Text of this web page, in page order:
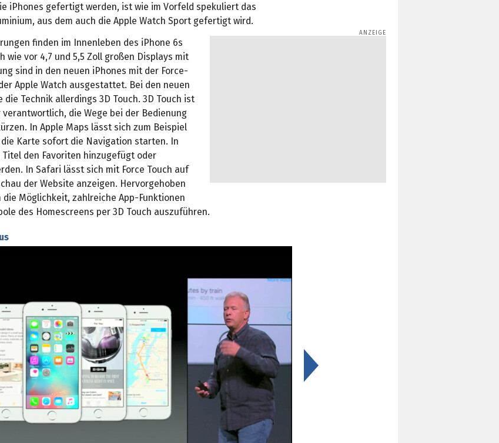
iPhones gefertigt werden, ist wie im Vorfeld spekuliert das
aus dem auch die Apple Watch Sport gefertigt wird.
finden im Innenleben des iPhone 6s
wie vor 4,7 und 5,5 Zoll großen Displays mit
sind in den neuen iPhones mit der Force-
Apple Watch ausgestattet. Bei den neuen
die Technik allerdings 3D Touch. 3D Touch ist
die Wege bei der Bedienung
In Apple Maps lässt sich zum Beispiel
die Karte sofort die Navigation starten. In
Titel den Favoriten hinzugefügt oder
In Safari lässt sich mit Force Touch auf
der Website anzeigen. Hervorgehoben
die Möglichkeit, zahlreiche App-Funktionen
des Homescreens per 3D Touch auszuführen.